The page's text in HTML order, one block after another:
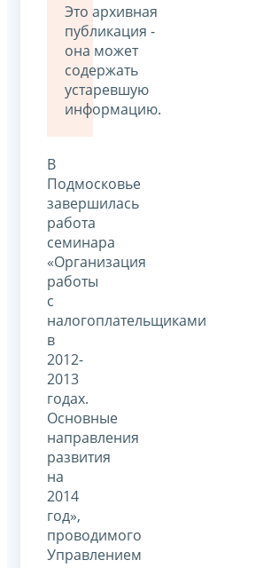
Это архивная
публикация -
она может
содержать
устаревшую
информацию.
В
Подмосковье
завершилась
работа
семинара
«Организация
работы
с
налогоплательщиками
в
2012-
2013
годах.
Основные
направления
развития
на
2014
год»,
проводимого
Управлением